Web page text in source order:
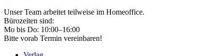
Unser Team arbeitet teilweise im Homeoffice.
Bürozeiten sind:
Mo bis Do: 10:00–16:00
Bitte vorab Termin vereinbaren!